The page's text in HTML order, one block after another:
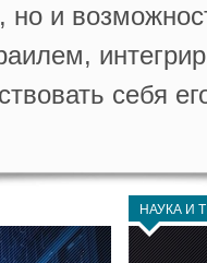
но и
себя
НАУКА И